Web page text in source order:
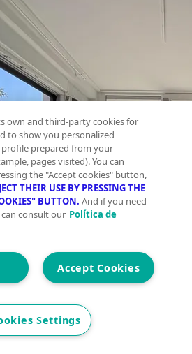
own and third-party cookies for
to show you personalized
prepared from your
pages visited). You can
the "Accept cookies" button,
THEIR USE BY PRESSING THE
BUTTON. And if you need
consult our Política de
Accept Cookies
Settings